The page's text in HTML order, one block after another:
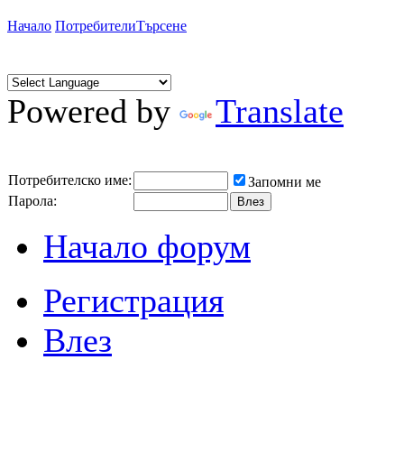
Начало ПотребителиТърсене
Powered by Translate
Потребителско име:
Запомни ме
Парола:
Начало форум
Регистрация
Влез